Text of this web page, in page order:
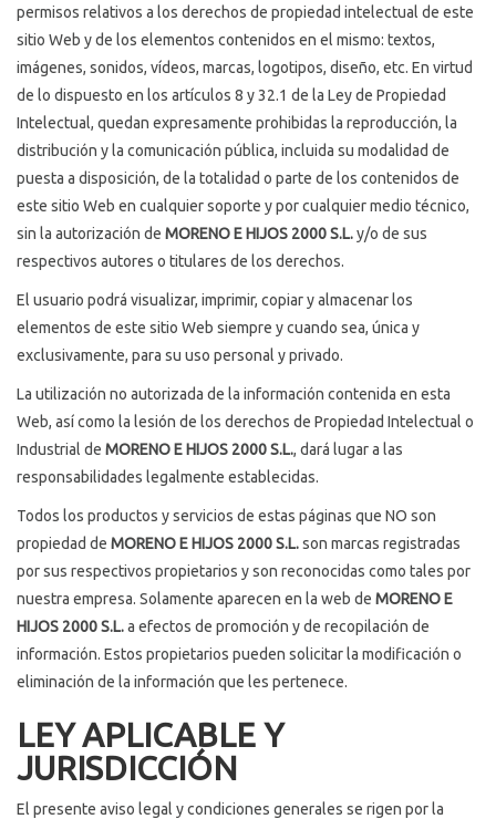
permisos relativos a los derechos de propiedad intelectual de este
sitio Web y de los elementos contenidos en el mismo: textos,
imágenes, sonidos, vídeos, marcas, logotipos, diseño, etc. En virtud
de lo dispuesto en los artículos 8 y 32.1 de la Ley de Propiedad
Intelectual, quedan expresamente prohibidas la reproducción, la
distribución y la comunicación pública, incluida su modalidad de
puesta a disposición, de la totalidad o parte de los contenidos de
este sitio Web en cualquier soporte y por cualquier medio técnico,
sin la autorización de MORENO E HIJOS 2000 S.L.y/o de sus
respectivos autores o titulares de los derechos.
El usuario podrá visualizar, imprimir, copiar y almacenar los
elementos de este sitio Web siempre y cuando sea, única y
exclusivamente, para su uso personal y privado.
La utilización no autorizada de la información contenida en esta
Web, así como la lesión de los derechos de Propiedad Intelectual o
Industrial de MORENO E HIJOS 2000 S.L., dará lugar a las
responsabilidades legalmente establecidas.
Todos los productos y servicios de estas páginas que NO son
propiedad de MORENO E HIJOS 2000 S.L.son marcas registradas
por sus respectivos propietarios y son reconocidas como tales por
nuestra empresa. Solamente aparecen en la web de MORENO E
HIJOS 2000 S.L.a efectos de promoción y de recopilación de
información. Estos propietarios pueden solicitar la modificación o
eliminación de la información que les pertenece.
LEY APLICABLE Y
JURISDICCIÓN
El presente aviso legal y condiciones generales se rigen por la